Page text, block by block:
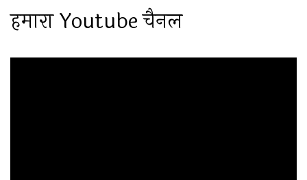
हमारा Youtube चैनल